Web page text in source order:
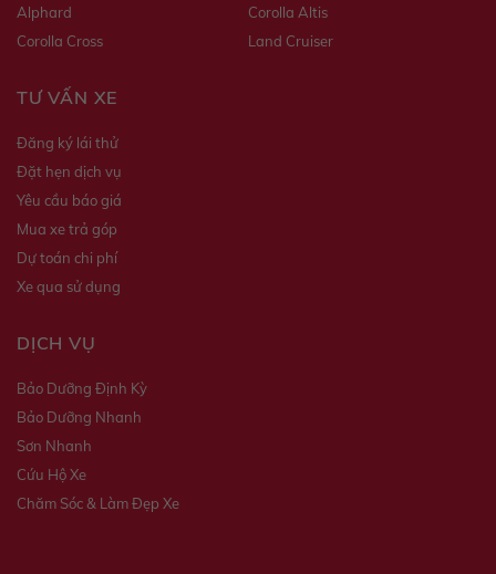
Alphard
Corolla Altis
Corolla Cross
Land Cruiser
TƯ VẤN XE
Đăng ký lái thử
Đặt hẹn dịch vụ
Yêu cầu báo giá
Mua xe trả góp
Dự toán chi phí
Xe qua sử dụng
DỊCH VỤ
Bảo Dưỡng Định Kỳ
Bảo Dưỡng Nhanh
Sơn Nhanh
Cứu Hộ Xe
Chăm Sóc & Làm Đẹp Xe